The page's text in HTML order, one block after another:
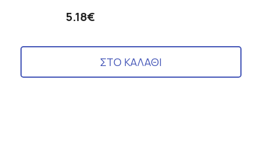
5.18€
ΣΤΟ ΚΑΛΑΘΙ